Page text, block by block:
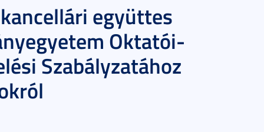
együttes
Oktatói-
Szabályzatához